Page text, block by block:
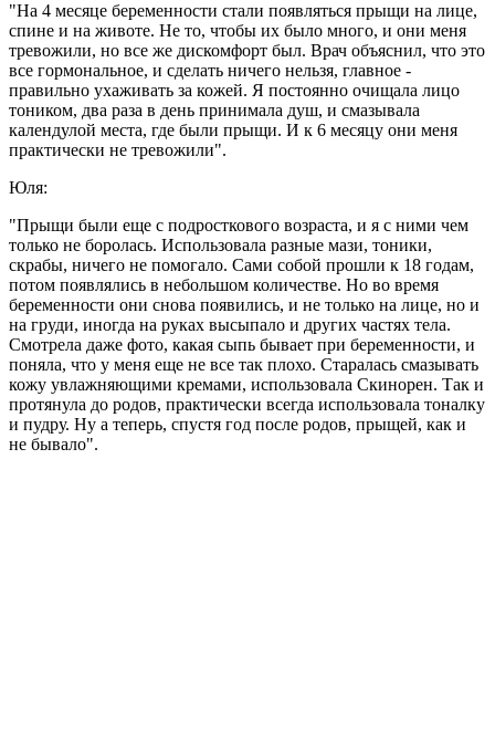
"На 4 месяце беременности стали появляться прыщи на лице,
спине и на животе. Не то, чтобы их было много, и они меня
тревожили, но все же дискомфорт был. Врач объяснил, что это
все гормональное, и сделать ничего нельзя, главное -
правильно ухаживать за кожей. Я постоянно очищала лицо
тоником, два раза в день принимала душ, и смазывала
календулой места, где были прыщи. И к 6 месяцу они меня
практически не тревожили".
Юля:
"Прыщи были еще с подросткового возраста, и я с ними чем
только не боролась. Использовала разные мази, тоники,
скрабы, ничего не помогало. Сами собой прошли к 18 годам,
потом появлялись в небольшом количестве. Но во время
беременности они снова появились, и не только на лице, но и
на груди, иногда на руках высыпало и других частях тела.
Смотрела даже фото, какая сыпь бывает при беременности, и
поняла, что у меня еще не все так плохо. Старалась смазывать
кожу увлажняющими кремами, использовала Скинорен. Так и
протянула до родов, практически всегда использовала тоналку
и пудру. Ну а теперь, спустя год после родов, прыщей, как и
не бывало".